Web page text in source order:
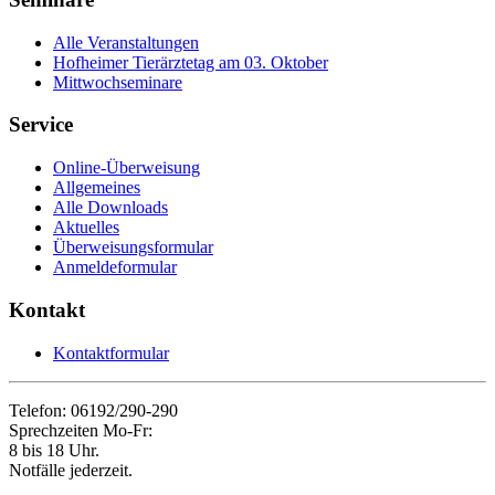
Alle Veranstaltungen
Hofheimer Tierärztetag am 03. Oktober
Mittwochseminare
Service
Online-Überweisung
Allgemeines
Alle Downloads
Aktuelles
Überweisungsformular
Anmeldeformular
Kontakt
Kontaktformular
Telefon: 06192/290-290
Sprechzeiten Mo-Fr:
8 bis 18 Uhr.
Notfälle jederzeit.